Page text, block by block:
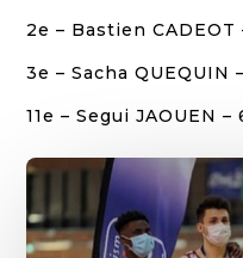
2e – Bastien CADEOT
3e – Sacha QUEQUIN
11e – Segui JAOUEN –